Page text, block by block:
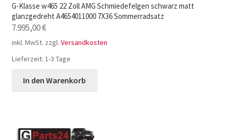
G-Klasse w465 22 Zoll AMG Schmiedefelgen schwarz matt
glanzgedreht A4654011000 7X36 Sommerradsatz
7.995,00€
inkl. MwSt. zzgl. Versandkosten
Lieferzeit: 1-3 Tage
In den Warenkorb